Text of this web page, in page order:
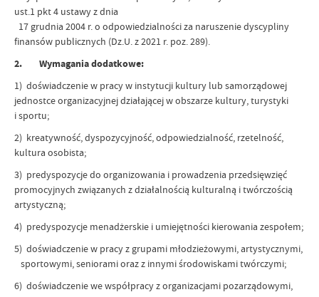
ust.1 pkt 4 ustawy z dnia
17 grudnia 2004 r. o odpowiedzialności za naruszenie dyscypliny
finansów publicznych (Dz.U. z 2021 r. poz. 289).
2. Wymagania dodatkowe:
1) doświadczenie w pracy w instytucji kultury lub samorządowej
jednostce organizacyjnej działającej w obszarze kultury, turystyki
i sportu;
2) kreatywność, dyspozycyjność, odpowiedzialność, rzetelność,
kultura osobista;
3) predyspozycje do organizowania i prowadzenia przedsięwzięć
promocyjnych związanych z działalnością kulturalną i twórczością
artystyczną;
4) predyspozycje menadżerskie i umiejętności kierowania zespołem;
5) doświadczenie w pracy z grupami młodzieżowymi, artystycznymi,
sportowymi, seniorami oraz z innymi środowiskami twórczymi;
6) doświadczenie we współpracy z organizacjami pozarządowymi,